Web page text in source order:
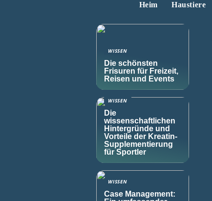
Heim Haustiere
WISSEN
Die schönsten
Frisuren für Freizeit,
Reisen und Events
WISSEN
Die
wissenschaftlichen
Hintergründe und
Vorteile der Kreatin-
Supplementierung
für Sportler
WISSEN
Case Management: